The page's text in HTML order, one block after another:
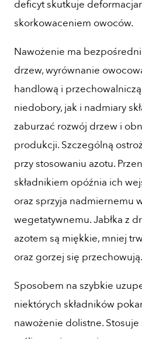
deficyt skutkuje
skorkowaceniem owoców.
Nawożenie ma
drzew, wyrównanie
handlową i
niedobory, jak i nadmiary
zaburzać rozwój drzew i
produkcji. Szczególną
przy stosowaniu azotu.
składnikiem opóźnia ich
oraz sprzyja nadmiernemu
wegetatywnemu. Jabłka z
azotem są miękkie, mniej
oraz gorzej się przechowują.
Sposobem na szybkie
niektórych składników
nawożenie dolistne.